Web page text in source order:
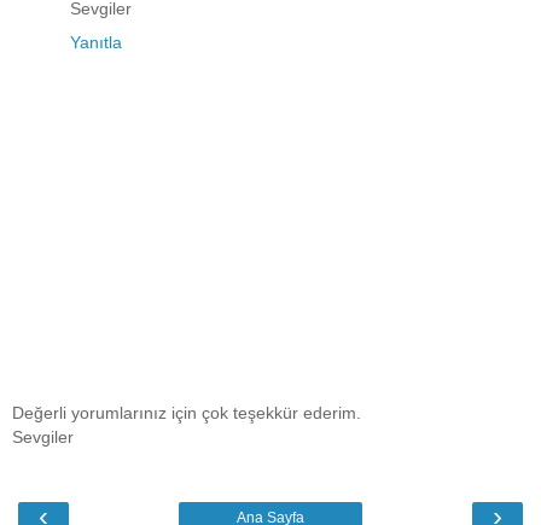
Sevgiler
Yanıtla
Değerli yorumlarınız için çok teşekkür ederim.
Sevgiler
‹ ›
Ana Sayfa